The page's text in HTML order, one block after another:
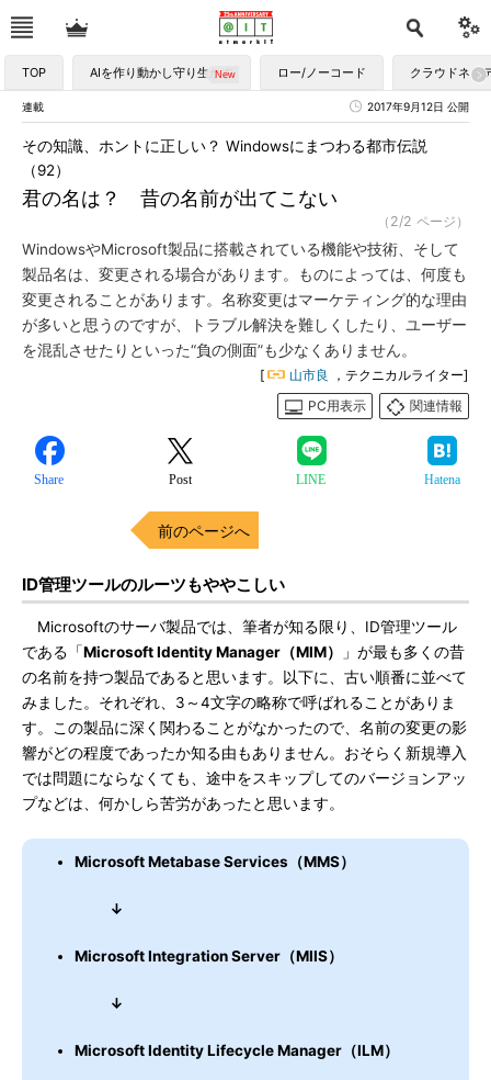
TOP AIを作り動かし守り生かす ロー/ノーコード クラウドネイ
連載 2017年9月12日 公開
君の名は？ 昔の名前が出てこない
その知識、ホントに正しい？ Windowsにまつわる都市伝説
（92）
（2/2 ページ）
WindowsやMicrosoft製品に搭載されている機能や技術、そして
製品名は、変更される場合があります。ものによっては、何度も
変更されることがあります。名称変更はマーケティング的な理由
が多いと思うのですが、トラブル解決を難しくしたり、ユーザー
を混乱させたりといった“負の側面”も少なくありません。
[ 山市良
，テクニカルライター]
PC用表示
関連情報
Share Post LINE Hatena
前のページへ
ID管理ツールのルーツもややこしい
Microsoftのサーバ製品では、筆者が知る限り、ID管理ツール
である「Microsoft Identity Manager（MIM）
」が最も多くの昔
の名前を持つ製品であると思います。以下に、古い順番に並べて
みました。それぞれ、3～4文字の略称で呼ばれることがありま
す。この製品に深く関わることがなかったので、名前の変更の影
響がどの程度であったか知る由もありません。おそらく新規導入
では問題にならなくても、途中をスキップしてのバージョンアッ
プなどは、何かしら苦労があったと思います。
Microsoft Metabase Services（MMS）
↓
Microsoft Integration Server（MIIS）
↓
Microsoft Identity Lifecycle Manager（ILM）